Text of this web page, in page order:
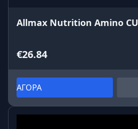
Allmax Nutrition Amino CU
€26.84
ΑΓΟΡΑ